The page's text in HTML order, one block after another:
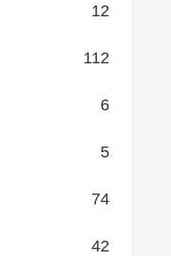
12
112
6
5
74
42